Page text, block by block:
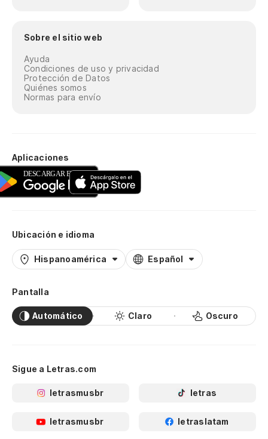
Sobre el sitio web
Ayuda
Condiciones de uso y privacidad
Protección de Datos
Quiénes somos
Normas para envío
Aplicaciones
Ubicación e idioma
Hispanoamérica Español
Pantalla
Automático Claro Oscuro
Sigue a Letras.com
letrasmusbr letras
letrasmusbr letraslatam